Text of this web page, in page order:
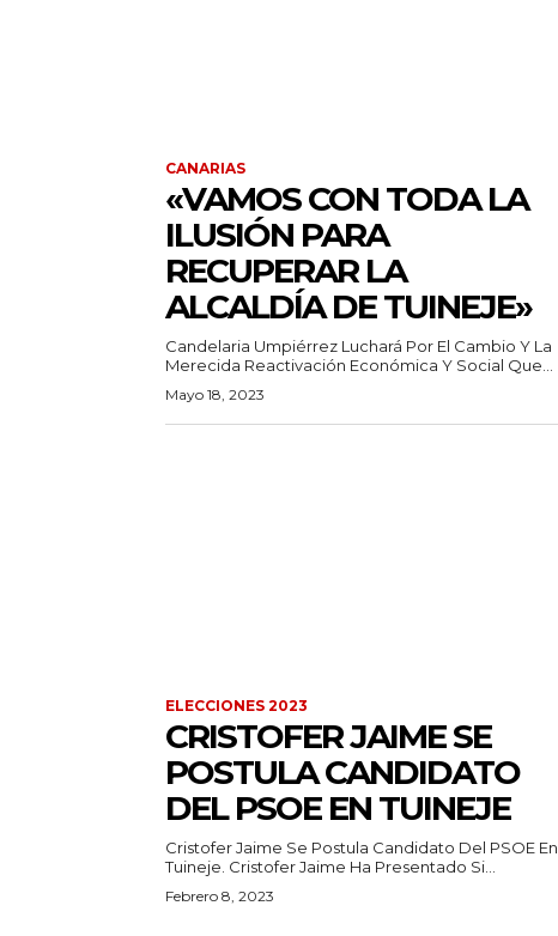
CANARIAS
«VAMOS CON TODA LA
ILUSIÓN PARA
RECUPERAR LA
ALCALDÍA DE TUINEJE»
Candelaria Umpiérrez Luchará Por El Cambio Y La
Merecida Reactivación Económica Y Social Que...
Mayo 18, 2023
ELECCIONES 2023
CRISTOFER JAIME SE
POSTULA CANDIDATO
DEL PSOE EN TUINEJE
Cristofer Jaime Se Postula Candidato Del PSOE En
Tuineje. Cristofer Jaime Ha Presentado Si...
Febrero 8, 2023